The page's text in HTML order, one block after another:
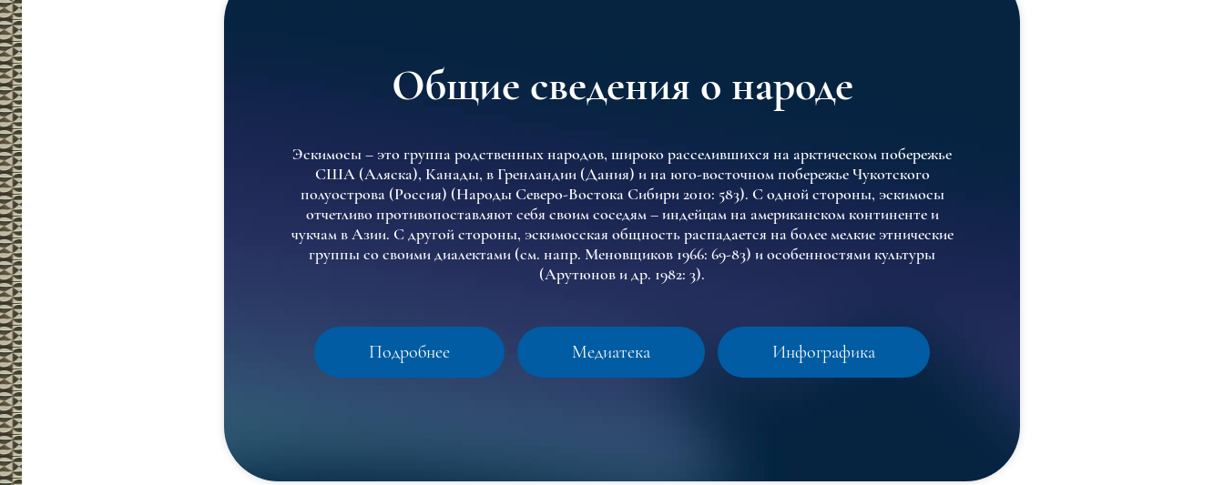
Общие сведения о народе
Эскимосы – это группа родственных народов, широко расселившихся на арктическом побережье
США (Аляска), Канады, в Гренландии (Дания) и на юго-восточном побережье Чукотского
полуострова (Россия) (Народы Северо-Востока Сибири 2010: 583). С одной стороны, эскимосы
отчетливо противопоставляют себя своим соседям – индейцам на американском континенте и
чукчам в Азии. С другой стороны, эскимосская общность распадается на более мелкие этнические
группы со своими диалектами (см. напр. Меновщиков 1966: 69-83) и особенностями культуры
(Арутюнов и др. 1982: 3).
Подробнее Медиатека Инфографика